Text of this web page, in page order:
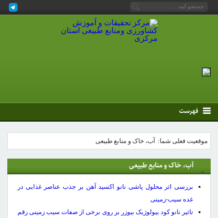
فهرست
موقعیت فعلی شما: آب، خاک و منابع طبیعی
آب، خاک و منابع طبیعی
بررسی اثر محلول پاشی نانو اکسید آهن بر جذب عناصر غذایی در
غده سیب-زمینی
تاثیر نانو کود بیولوژیک بیوزر بر روی برخی از صفات سیب زمینی رقم